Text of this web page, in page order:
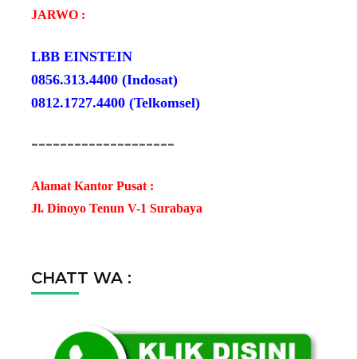
JARWO :
LBB EINSTEIN
0856.313.4400 (Indosat)
0812.1727.4400 (Telkomsel)
--------------------
Alamat Kantor Pusat :
Jl. Dinoyo Tenun V-1 Surabaya
CHATT WA :